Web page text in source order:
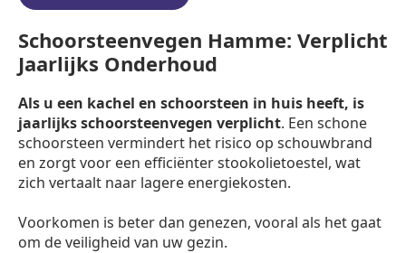
Schoorsteenvegen Hamme: Verplicht
Jaarlijks Onderhoud
Als u een kachel en schoorsteen in huis heeft, is
jaarlijks schoorsteenvegen verplicht. Een schone
schoorsteen vermindert het risico op schouwbrand
en zorgt voor een efficiënter stookolietoestel, wat
zich vertaalt naar lagere energiekosten.
Voorkomen is beter dan genezen, vooral als het gaat
om de veiligheid van uw gezin.